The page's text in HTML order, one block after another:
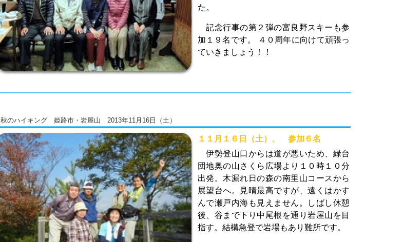
た。
記念行事の第２弾の富良野スキーも参
加１９名です。 ４０周年に向けて頑張っ
ていきましょう！！
秋のハイキング 姫路市・岩屋山 2013年11月16日（土）
１１月１６日（土）、 参加６名
伊勢登山口からは道が悪いため、緑台
団地奥の山さくら広場より１０時１０分
出発。木漏れ日の森の南里山コースから
展望台へ。見晴最高ですが、遠くはかす
んで瀬戸内海も見えません。しばし休憩
後、谷まで下り中尾根を通り岩屋山を目
指す。結構急登で岩場もあり難所です。